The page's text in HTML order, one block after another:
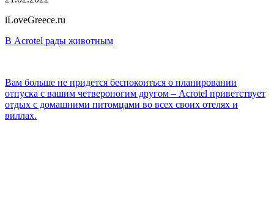
iLoveGreece.ru
В Acrotel рады животным
Вам больше не придется беспокоиться о планировании
отпуска с вашим четвероногим другом – Acrotel приветствует
отдых с домашними питомцами во всех своих отелях и
виллах.